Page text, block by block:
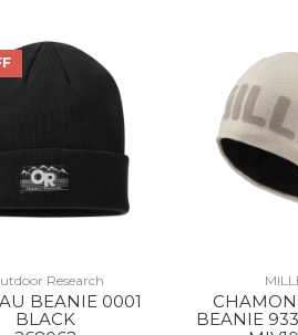
Research
BEANIE 0001
BLACK
BEANIE